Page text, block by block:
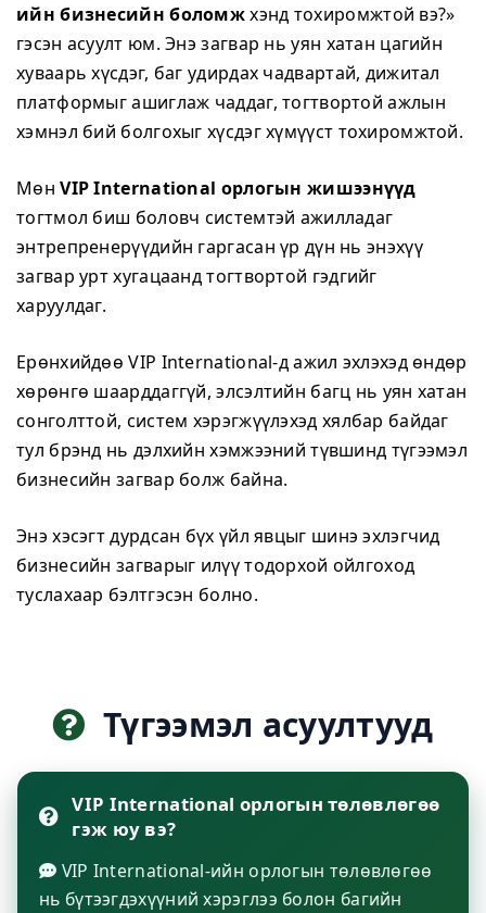
ийн бизнесийн боломжхэнд тохиромжтой вэ?»
гэсэн асуулт юм. Энэ загвар нь уян хатан цагийн
хуваарь хүсдэг, баг удирдах чадвартай, дижитал
платформыг ашиглаж чаддаг, тогтвортой ажлын
хэмнэл бий болгохыг хүсдэг хүмүүст тохиромжтой.
МөнVIP International орлогын жишээнүүд
тогтмол биш боловч системтэй ажилладаг
энтрепренерүүдийн гаргасан үр дүн нь энэхүү
загвар урт хугацаанд тогтвортой гэдгийг
харуулдаг.
Ерөнхийдөө VIP International-д ажил эхлэхэд өндөр
хөрөнгө шаарддаггүй, элсэлтийн багц нь уян хатан
сонголттой, систем хэрэгжүүлэхэд хялбар байдаг
тул брэнд нь дэлхийн хэмжээний түвшинд түгээмэл
бизнесийн загвар болж байна.
Энэ хэсэгт дурдсан бүх үйл явцыг шинэ эхлэгчид
бизнесийн загварыг илүү тодорхой ойлгоход
туслахаар бэлтгэсэн болно.
Түгээмэл асуултууд
VIP International орлогын төлөвлөгөө
гэж юу вэ?
VIP International-ийн орлогын төлөвлөгөө
нь бүтээгдэхүүний хэрэглээ болон багийн